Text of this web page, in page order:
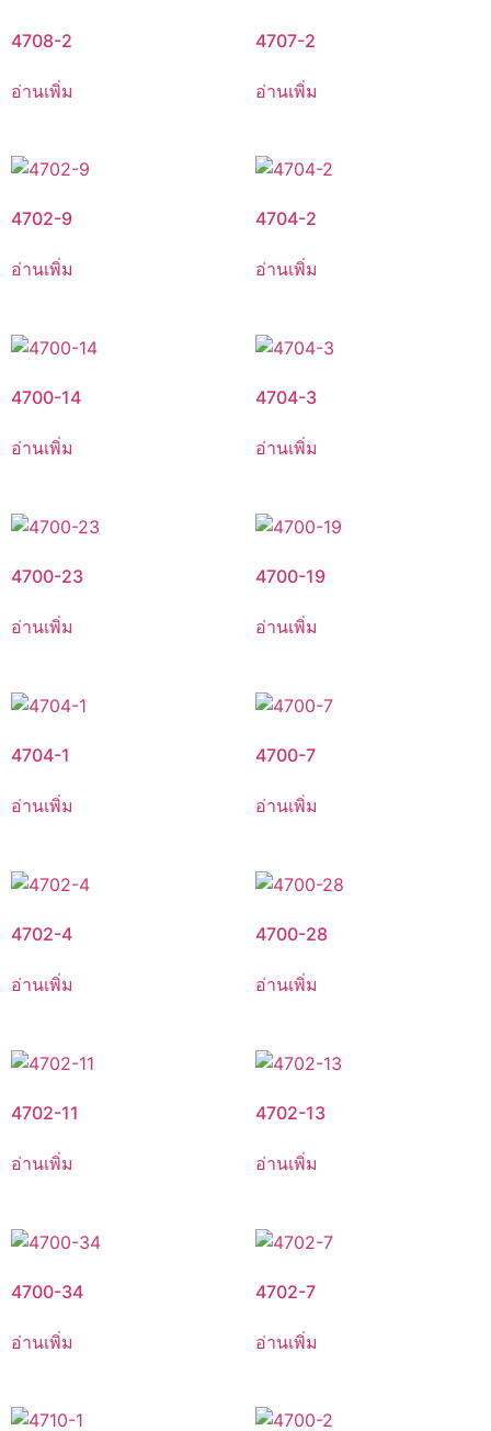
4708-2
อ่านเพิ่ม
4707-2
อ่านเพิ่ม
4702-9
อ่านเพิ่ม
4704-2
อ่านเพิ่ม
4700-14
อ่านเพิ่ม
4704-3
อ่านเพิ่ม
4700-23
อ่านเพิ่ม
4700-19
อ่านเพิ่ม
4704-1
อ่านเพิ่ม
4700-7
อ่านเพิ่ม
4702-4
อ่านเพิ่ม
4700-28
อ่านเพิ่ม
4702-11
อ่านเพิ่ม
4702-13
อ่านเพิ่ม
4700-34
อ่านเพิ่ม
4702-7
อ่านเพิ่ม